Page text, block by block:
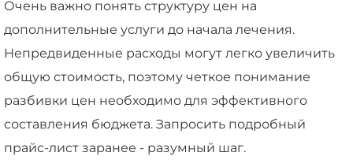
Очень важно понять структуру цен на
дополнительные услуги до начала лечения.
Непредвиденные расходы могут легко увеличить
общую стоимость, поэтому четкое понимание
разбивки цен необходимо для эффективного
составления бюджета. Запросить подробный
прайс-лист заранее - разумный шаг.